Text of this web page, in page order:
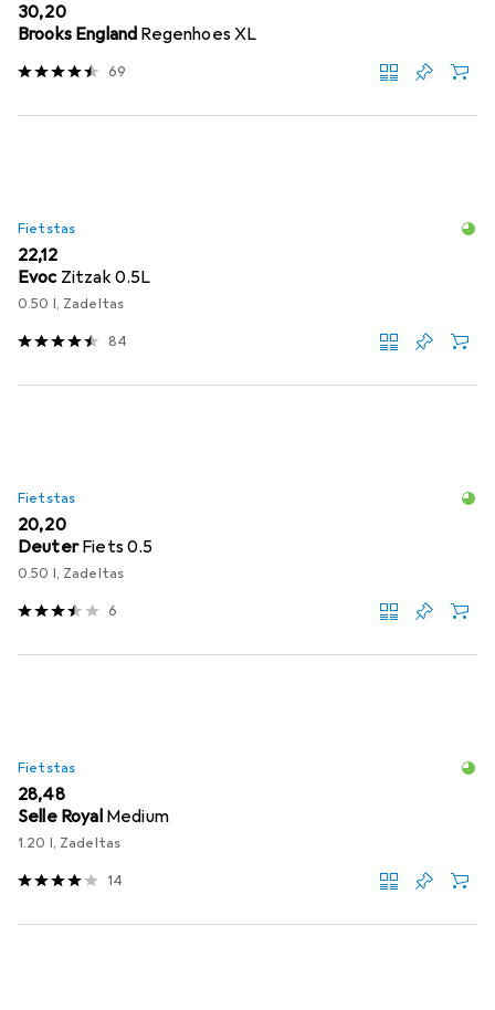
EUR
30,20
Brooks England Regenhoes XL
69
Fietstas
EUR
22,12
Evoc Zitzak 0.5L
0.50 l, Zadeltas
84
Fietstas
EUR
20,20
Deuter Fiets 0.5
0.50 l, Zadeltas
6
Fietstas
EUR
28,48
Selle Royal Medium
1.20 l, Zadeltas
14